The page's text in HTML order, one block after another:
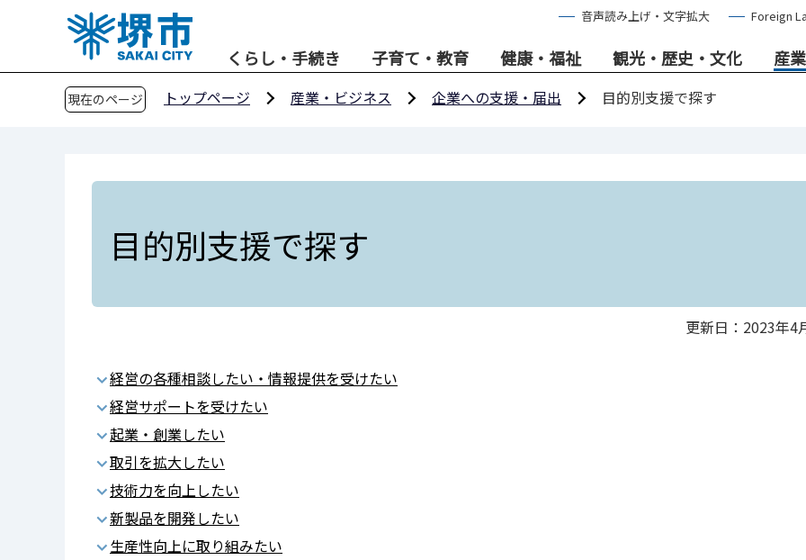
音声読み上げ・文字拡大 Foreign
くらし・手続き 子育て・教育 健康・福祉 観光・歴史・文化 産
現在のページ トップページ 産業・ビジネス 企業への支援・届出 目的別支援で探す
目的別支援で探す
更新日：2023年4
経営の各種相談したい・情報提供を受けたい
経営サポートを受けたい
起業・創業したい
取引を拡大したい
技術力を向上したい
新製品を開発したい
生産性向上に取り組みたい